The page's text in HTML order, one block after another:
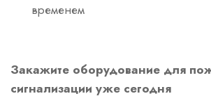
временем
Закажите оборудование для
сигнализации уже сегодня